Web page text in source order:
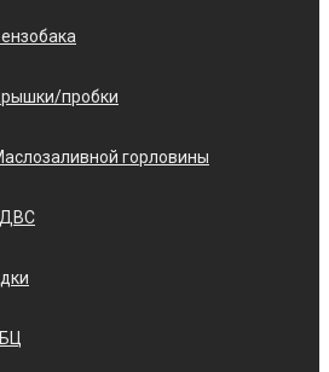
пробки
горловины